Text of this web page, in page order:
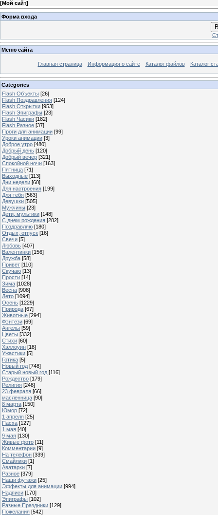
[Мой сайт]
Форма входа
Меню сайта
Главная страница Информация о сайте Каталог файлов Каталог
Categories
Flash Объекты [26]
Flash Поздравления [124]
Flash Открытки [953]
Flash Эпиграфы [23]
Flash Часики [182]
Flash Разное [37]
Проги для анимации [99]
Уроки анимации [3]
Доброе утро [480]
Добрый день [120]
Добрый вечер [321]
Спокойной ночи [163]
Пятница [71]
Выходные [113]
Дни недели [60]
Для настроения [199]
Для тебя [563]
Девушки [505]
Мужчины [23]
Дети, мультики [148]
С днем рождения [282]
Поздравляю [180]
Отдых, отпуск [16]
Свечи [5]
Любовь [407]
Валентинки [156]
Дружба [58]
Привет [110]
Скучаю [13]
Прости [14]
Зима [1028]
Весна [908]
Лето [1094]
Осень [1229]
Природа [67]
Животные [294]
Фэнтези [69]
Ангелы [59]
Цветы [332]
Стихи [60]
Хэллоуин [18]
Ужастики [5]
Готика [5]
Новый год [748]
Старый новый год [116]
Рождество [179]
Религия [248]
23 февраля [66]
масленница [90]
8 марта [150]
Юмор [72]
1 апреля [25]
Пасха [127]
1 мая [40]
9 мая [130]
Живые фото [11]
Комментарии [9]
На телефон [339]
Смайлики [1]
Аватарки [7]
Разное [379]
Наши футажи [25]
Эффекты для анимации [994]
Надписи [170]
Эпиграфы [102]
Разные Праздники [129]
Пожелания [542]